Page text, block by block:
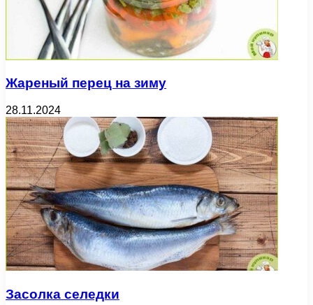
Жареный перец на зиму
28.11.2024
Засолка селедки